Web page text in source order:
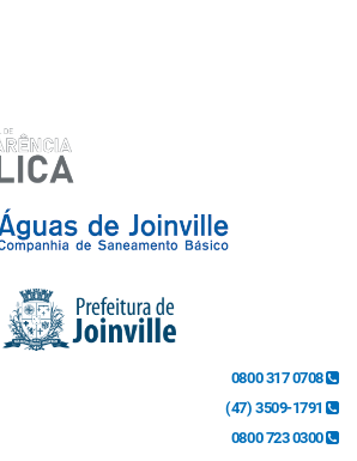
0800 317 0708
(47) 3509-1791
0800 723 0300